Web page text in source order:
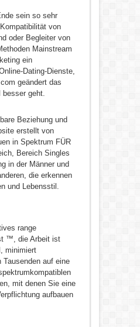
sein so sehr
von
oder Begleiter von
Mainstream
ein
Dating-Dienste,
geändert das
besser geht.
Beziehung und
erstellt von
in Spektrum FÜR
Bereich Singles
in der Männer und
die erkennen
und Lebensstil.
range
™, die Arbeit ist
minimiert
Tausenden auf eine
mit denen Sie eine
aufbauen